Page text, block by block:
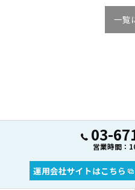
一覧
03-
営業時間：
運用会社サイトはこちら